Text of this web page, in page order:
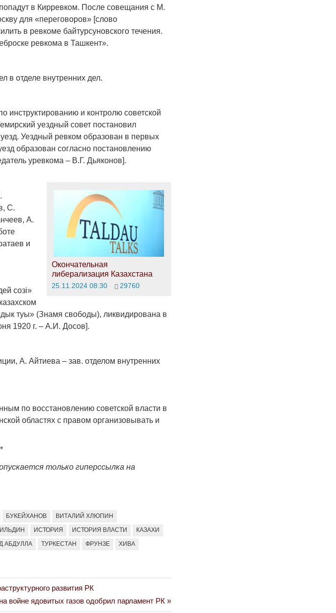
в Кирревком. После совещания с М.
для «переговоров» [слово
в ревкоме байтурсуновского течения.
ревкома в Ташкент».
в отделе внутренних дел.
и контролю советской
уездный совет постановил
Уездный ревком образован в первых
образован согласно постановлению
уревкома – В.Г. Дьяконов].
Окончательная
либерализация Казахстана
25.11.2024 08:30 29760
С.
А.
и
созi»
туы» (Знамя свободы), ликвидирована в
1920 г. – А.И. Досов].
А. Айтиева – зав. отделом внутренних
по восстановлению советской власти в
областях с правом организовывать и
только гиперссылка на
БУКЕЙХАНОВ ВИТАЛИЙ ХЛЮПИН
ИСТОРИЯ ИСТОРИЯ ВЛАСТИ КАЗАХИ
АБДУЛЛА ТУРКЕСТАН ФРУНЗЕ ХИВА
развития РК
войне ядовитых газов одобрил парламент РК